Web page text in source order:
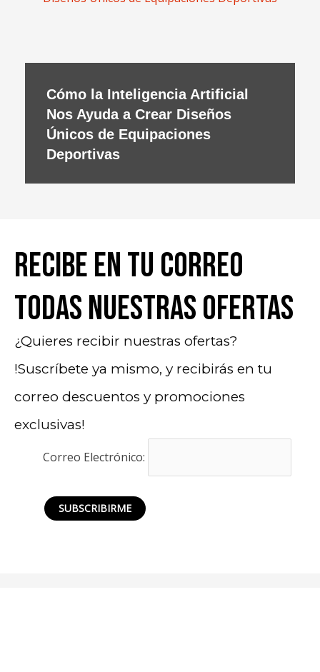
Cómo la Inteligencia Artificial
Nos Ayuda a Crear Diseños
Únicos de Equipaciones
Deportivas
recibe en tu correo
todas nuestras ofertas
¿Quieres recibir nuestras ofertas?
!Suscríbete ya mismo, y recibirás en tu
correo descuentos y promociones
exclusivas!
Correo Electrónico: